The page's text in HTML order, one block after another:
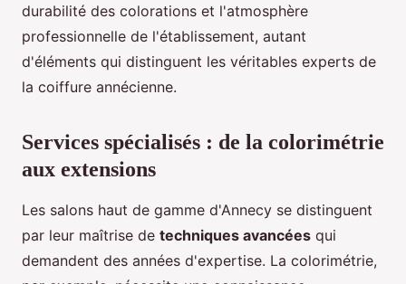
durabilité des colorations et l'atmosphère
professionnelle de l'établissement, autant
d'éléments qui distinguent les véritables experts de
la coiffure annécienne.
Services spécialisés : de la colorimétrie
aux extensions
Les salons haut de gamme d'Annecy se distinguent
par leur maîtrise de techniques avancées qui
demandent des années d'expertise. La colorimétrie,